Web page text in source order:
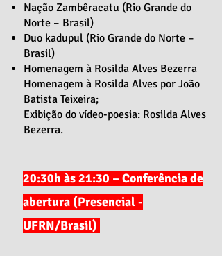
Nação Zambêracatu (Rio Grande do
Norte – Brasil)
Duo kadupul (Rio Grande do Norte –
Brasil)
Homenagem à Rosilda Alves Bezerra
Homenagem à Rosilda Alves por João
Batista Teixeira;
Exibição do vídeo-poesia: Rosilda Alves
Bezerra.
20:30h às 21:30 – Conferência de
abertura (Presencial -
UFRN/Brasil)